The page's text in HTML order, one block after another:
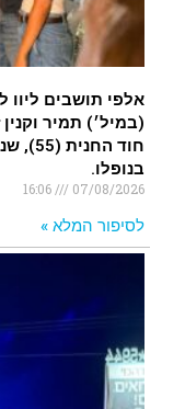
אלפי תושבים
בנופלו.
07/08/2026
16:06
לסיפור המלא »